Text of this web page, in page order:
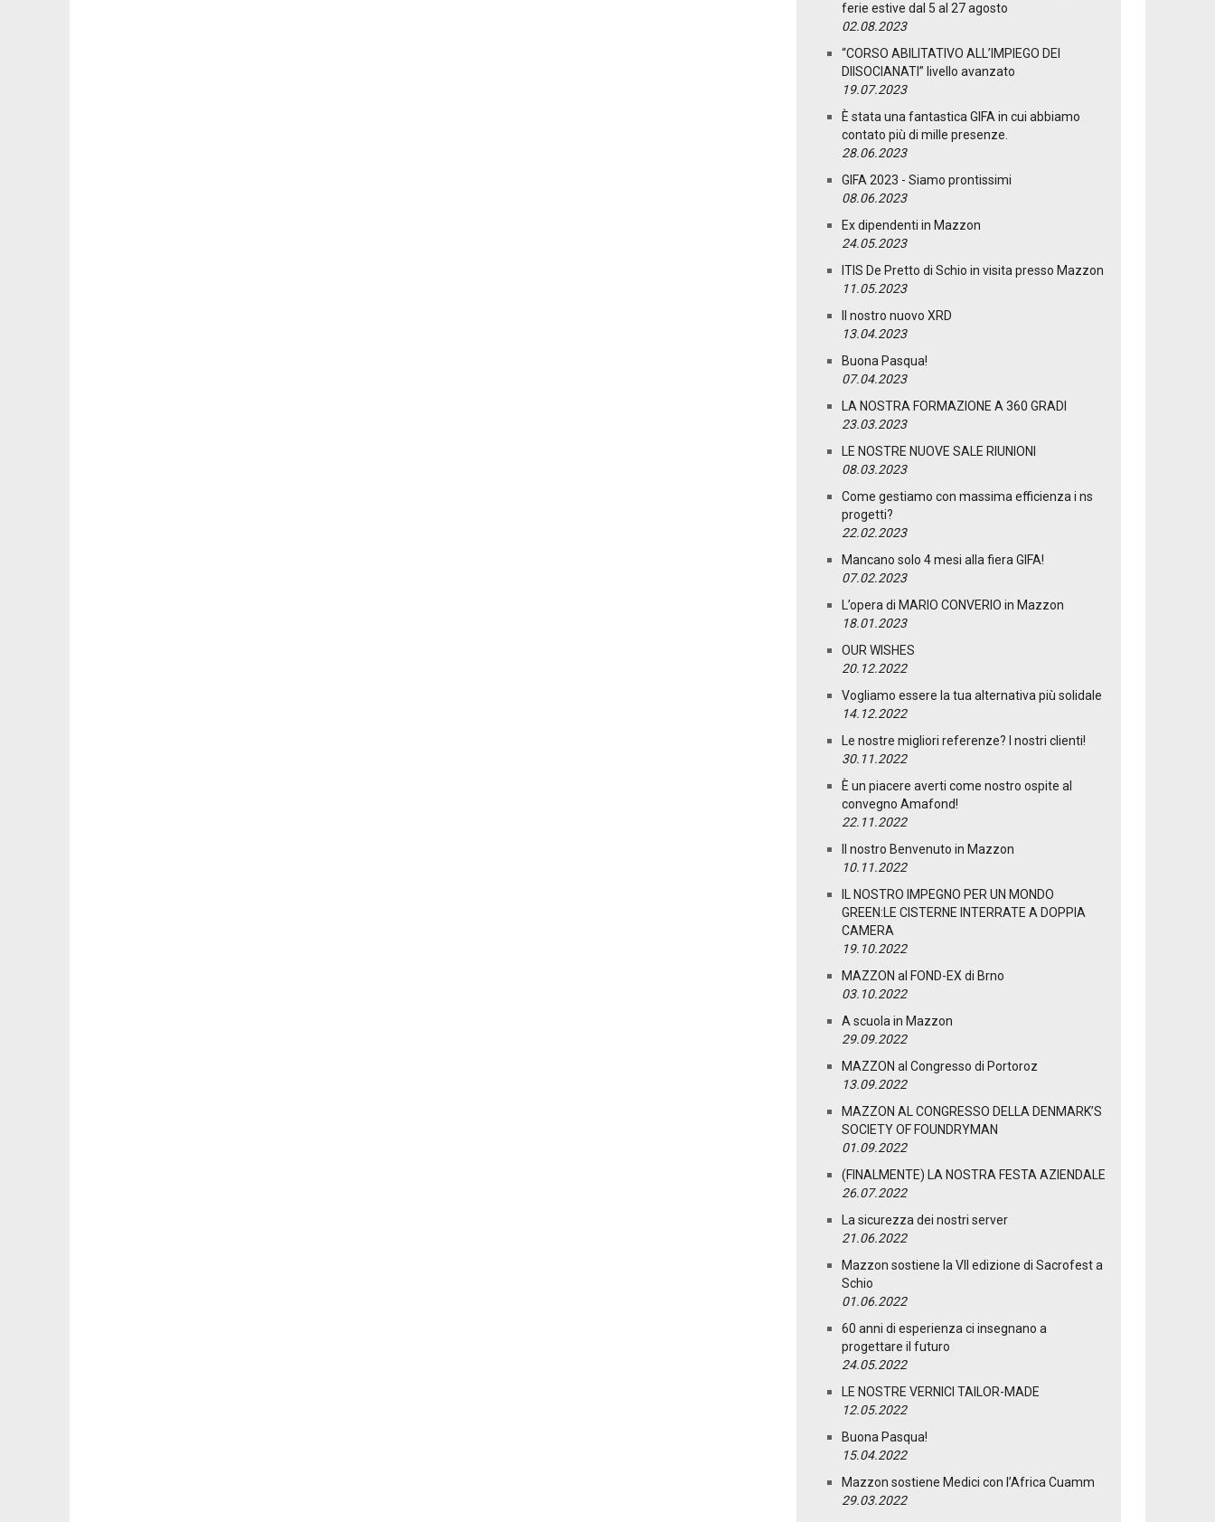
ferie estive dal 5 al 27 agosto
02.08.2023
“CORSO ABILITATIVO ALL’IMPIEGO DEI
DIISOCIANATI” livello avanzato
19.07.2023
È stata una fantastica GIFA in cui abbiamo
contato più di mille presenze.
28.06.2023
GIFA 2023 - Siamo prontissimi
08.06.2023
Ex dipendenti in Mazzon
24.05.2023
ITIS De Pretto di Schio in visita presso Mazzon
11.05.2023
Il nostro nuovo XRD
13.04.2023
Buona Pasqua!
07.04.2023
LA NOSTRA FORMAZIONE A 360 GRADI
23.03.2023
LE NOSTRE NUOVE SALE RIUNIONI
08.03.2023
Come gestiamo con massima efficienza i ns
progetti?
22.02.2023
Mancano solo 4 mesi alla fiera GIFA!
07.02.2023
L’opera di MARIO CONVERIO in Mazzon
18.01.2023
OUR WISHES
20.12.2022
Vogliamo essere la tua alternativa più solidale
14.12.2022
Le nostre migliori referenze? I nostri clienti!
30.11.2022
È un piacere averti come nostro ospite al
convegno Amafond!
22.11.2022
Il nostro Benvenuto in Mazzon
10.11.2022
IL NOSTRO IMPEGNO PER UN MONDO
GREEN:LE CISTERNE INTERRATE A DOPPIA
CAMERA
19.10.2022
MAZZON al FOND-EX di Brno
03.10.2022
A scuola in Mazzon
29.09.2022
MAZZON al Congresso di Portoroz
13.09.2022
MAZZON AL CONGRESSO DELLA DENMARK’S
SOCIETY OF FOUNDRYMAN
01.09.2022
(FINALMENTE) LA NOSTRA FESTA AZIENDALE
26.07.2022
La sicurezza dei nostri server
21.06.2022
Mazzon sostiene la VII edizione di Sacrofest a
Schio
01.06.2022
60 anni di esperienza ci insegnano a
progettare il futuro
24.05.2022
LE NOSTRE VERNICI TAILOR-MADE
12.05.2022
Buona Pasqua!
15.04.2022
Mazzon sostiene Medici con l’Africa Cuamm
29.03.2022